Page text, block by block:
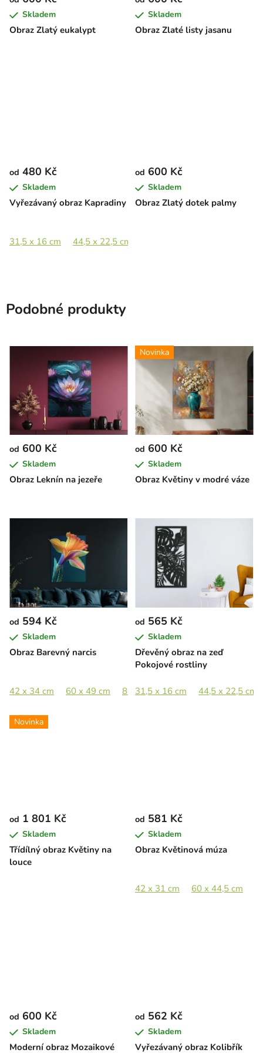
Obraz Zlatý eukalypt
Skladem
Obraz Zlaté listy jasanu
Skladem
Vyřezávaný obraz Kapradiny
od 480 Kč
Skladem
31,5 x 16 cm 44,5 x 22,5 cm
Obraz Zlatý dotek palmy
od 600 Kč
Skladem
Podobné produkty
Obraz Leknín na jezeře
od 600 Kč
Skladem
Novinka
Obraz Květiny v modré váze
od 600 Kč
Skladem
Obraz Barevný narcis
od 594 Kč
Skladem
42 x 34 cm 60 x 49 cm 80 x 65 cm 100 x 81,5 cm
Dřevěný obraz na zeď
Pokojové rostliny
od 565 Kč
Skladem
31,5 x 16 cm 44,5 x 22,5 cm
Novinka
Třídílný obraz Květiny na
louce
od 1 801 Kč
Skladem
Obraz Květinová múza
od 581 Kč
Skladem
42 x 31 cm 60 x 44,5 cm
Moderní obraz Mozaikové
od 600 Kč
Skladem
Vyřezávaný obraz Kolibřík
od 562 Kč
Skladem